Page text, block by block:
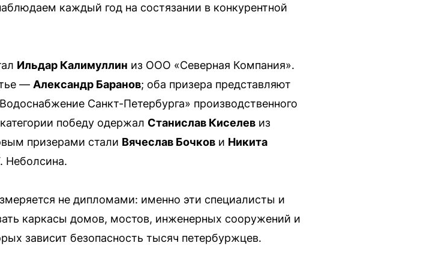
каждый год на состязании в конкурентной
Ильдар Калимуллин из ООО «Северная Компания».
— Александр Баранов; оба призера представляют
Санкт-Петербурга» производственного
победу одержал Станислав Киселев из
призерами стали Вячеслав Бочков и Никита
Неболсина.
не дипломами: именно эти специалисты и
каркасы домов, мостов, инженерных сооружений и
зависит безопасность тысяч петербуржцев.